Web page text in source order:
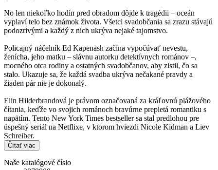
No len niekoľko hodín pred obradom dôjde k tragédii – oceán
vyplaví telo bez známok života. Všetci svadobčania sa zrazu stávajú
podozrivými a každý z nich ukrýva nejaké tajomstvo.
Policajný náčelník Ed Kapenash začína vypočúvať nevestu,
ženícha, jeho matku – slávnu autorku detektívnych románov –,
mocného otca rodiny a ostatných svadobčanov, aby zistil, čo sa
stalo. Ukazuje sa, že každá svadba ukrýva nečakané pravdy a
žiaden pár nie je dokonalý.
Elin Hilderbrandová je právom označovaná za kráľovnú plážového
čítania, keďže vo svojich románoch bravúrne prepletá romantiku s
napätím. Tento New York Times bestseller sa stal predlohou pre
úspešný seriál na Netflixe, v ktorom hviezdi Nicole Kidman a Liev
Schreiber.
Čítať viac
Naše katalógové číslo